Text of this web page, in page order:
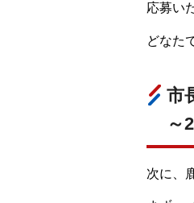
応募い
どなた
市
～
次に、